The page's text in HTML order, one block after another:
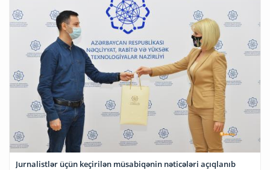
Jurnalistlər üçün keçirilən müsabiqənin nəticələri açıqlanıb